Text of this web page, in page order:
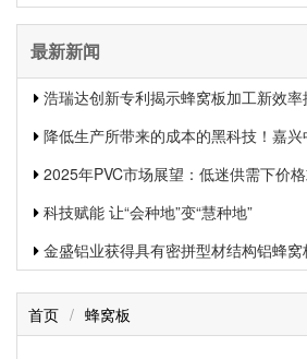
最新新闻
浩瑞达创新专利揭示蜂窝板加工新效
降低生产所带来的成本的黑科技！嘉兴中集新材料的
2025年PVC市场展望：低迷供需下价
科技赋能 让“会种地”变“慧种地”
金盛铝业获得具有密拼型材结构铝蜂窝板专利有
首页 / 蜂窝板